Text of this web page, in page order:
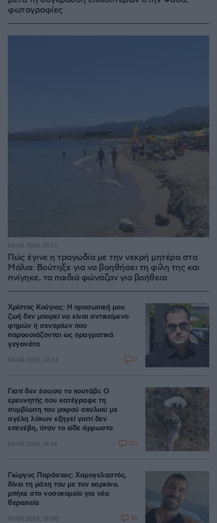
φωτογραφίες
Πώς έγινε η τραγωδία με την νεκρή μητέρα στα
Μάλια: Βούτηξε για να βοηθήσει τη φίλη της και
πνίγηκε, τα παιδιά φώναζαν για βοήθεια
06.08.2026, 21:23
Χρίστος Κούγιας: Η προσωπική μου
ζωή δεν μπορεί να είναι αντικείμενο
φημών ή σεναρίων που
παρουσιάζονται ως πραγματικά
γεγονότα
06.08.2026, 22:24 2
Γιατί δεν έσωσα το κουτάβι: Ο
ερευνητής που κατέγραφε τη
συμβίωση του μικρού σκυλιού με
αγέλη λύκων εξηγεί γιατί δεν
επενέβη, όταν το είδε άρρωστο
06.08.2026, 19:34 173
Γιώργος Παράσχος: Χαμογελαστός,
δίνει τη μάχη του με τον καρκίνο,
μπήκε στο νοσοκομείο για νέα
θεραπεία
06.08.2026, 18:00 55